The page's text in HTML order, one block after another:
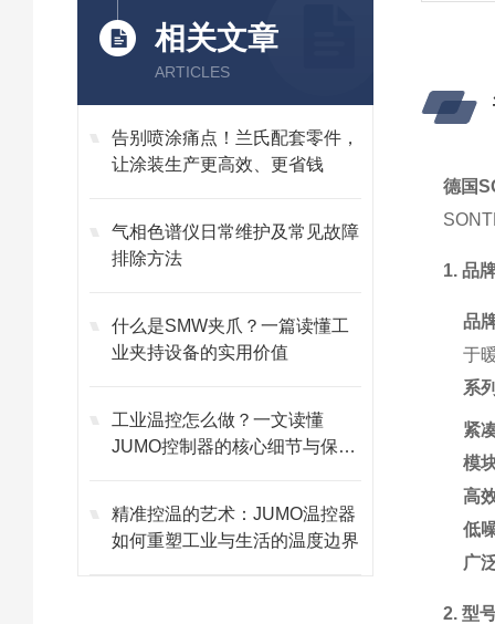
相关文章
ARTICLES
告别喷涂痛点！兰氏配套零件，
让涂装生产更高效、更省钱
气相色谱仪日常维护及常见故障
排除方法
什么是SMW夹爪？一篇读懂工
业夹持设备的实用价值
工业温控怎么做？一文读懂
JUMO控制器的核心细节与保养
精准控温的艺术：JUMO温控器
如何重塑工业与生活的温度边界
德国
1. 品
品
于
系
紧
模
高
低
广
2. 型